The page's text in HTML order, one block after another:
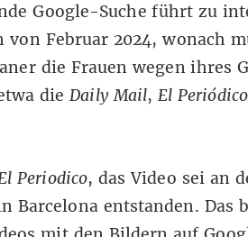
Google-Suche führt zu
von Februar 2024, wonach
die Frauen wegen ihres
dieDaily Mail, El Periódico
Periodico, das Video sei an
Barcelona entstanden. Das